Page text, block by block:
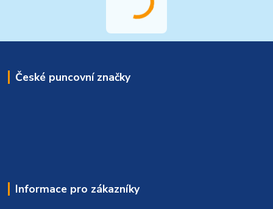
České puncovní značky
Informace pro zákazníky